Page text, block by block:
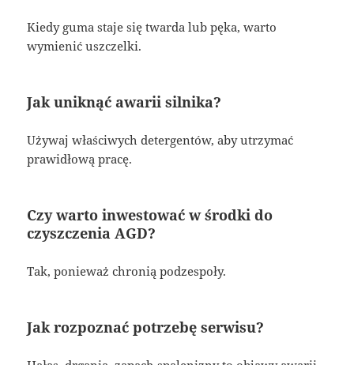
Kiedy guma staje się twarda lub pęka, warto
wymienić uszczelki.
Jak uniknąć awarii silnika?
Używaj właściwych detergentów, aby utrzymać
prawidłową pracę.
Czy warto inwestować w środki do
czyszczenia AGD?
Tak, ponieważ chronią podzespoły.
Jak rozpoznać potrzebę serwisu?